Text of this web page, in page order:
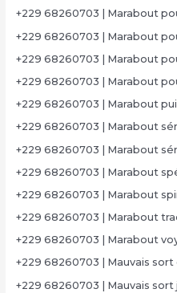
+229 68260703 | Marabout
+229 68260703 | Marabout
+229 68260703 | Marabout
+229 68260703 | Marabout
+229 68260703 | Marabout
+229 68260703 | Marabout
+229 68260703 | Marabout
+229 68260703 | Marabout
+229 68260703 | Marabout
+229 68260703 | Marabout
+229 68260703 | Marabout
+229 68260703 | Mauvais
+229 68260703 | Mauvais